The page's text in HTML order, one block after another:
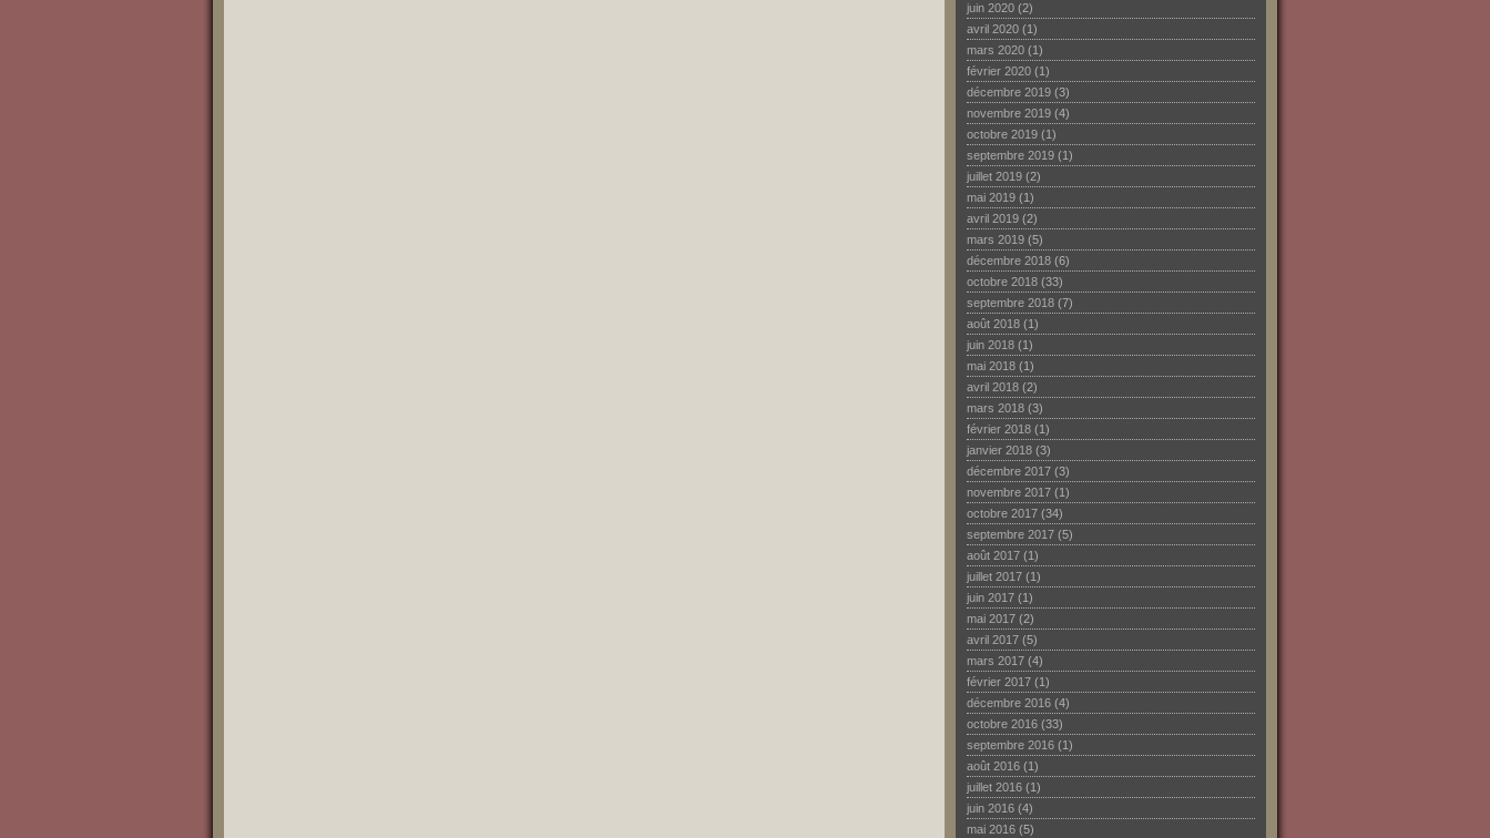
juin 2020 (2)
avril 2020 (1)
mars 2020 (1)
février 2020 (1)
décembre 2019 (3)
novembre 2019 (4)
octobre 2019 (1)
septembre 2019 (1)
juillet 2019 (2)
mai 2019 (1)
avril 2019 (2)
mars 2019 (5)
décembre 2018 (6)
octobre 2018 (33)
septembre 2018 (7)
août 2018 (1)
juin 2018 (1)
mai 2018 (1)
avril 2018 (2)
mars 2018 (3)
février 2018 (1)
janvier 2018 (3)
décembre 2017 (3)
novembre 2017 (1)
octobre 2017 (34)
septembre 2017 (5)
août 2017 (1)
juillet 2017 (1)
juin 2017 (1)
mai 2017 (2)
avril 2017 (5)
mars 2017 (4)
février 2017 (1)
décembre 2016 (4)
octobre 2016 (33)
septembre 2016 (1)
août 2016 (1)
juillet 2016 (1)
juin 2016 (4)
mai 2016 (5)